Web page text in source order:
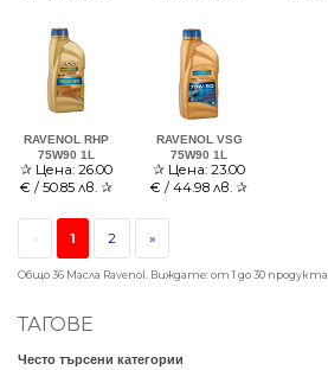
RAVENOL RHP
75W90 1L
✰ Цена: 26.00
€ / 50.85 лв. ✰
RAVENOL VSG
75W90 1L
✰ Цена: 23.00
€ / 44.98 лв. ✰
1 2 »
Общо 36 Масла Ravenol. Виждате: от 1 до 30 продукта
ТАГОВЕ
Често търсени категории